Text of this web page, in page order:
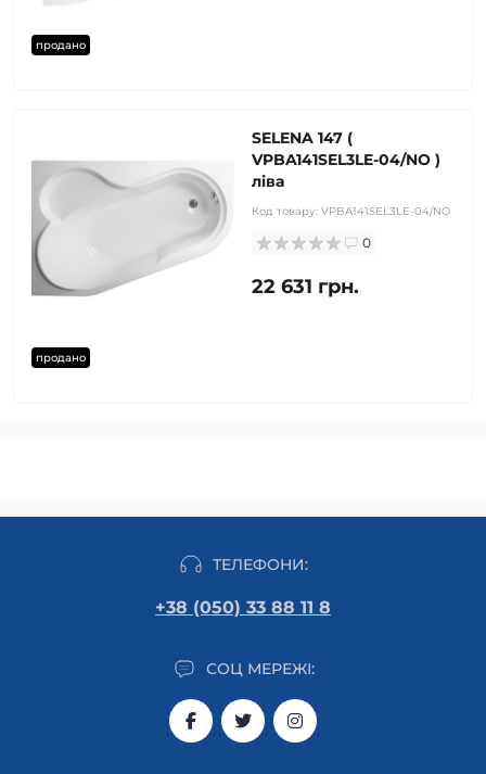
продано
продано
SELENA 147 (
VPBA141SEL3LE-04/NO )
ліва
Код товару: VPBA141SEL3LE-04/NO
0
22 631 грн.
ТЕЛЕФОНИ:
+38 (050) 33 88 11 8
СОЦ МЕРЕЖІ: